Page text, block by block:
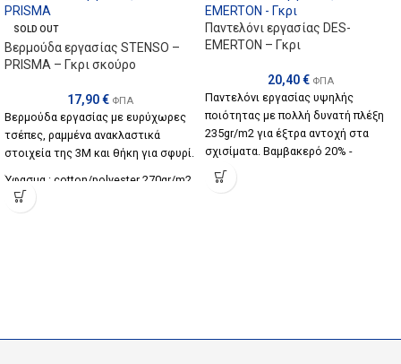
SOLD OUT
Βερμούδα εργασίας STENSO –
PRISMA – Γκρι σκούρο
17,90€ ΦΠΑ
Βερμούδα εργασίας με ευρύχωρες
τσέπες, ραμμένα ανακλαστικά
στοιχεία της 3Μ και θήκη για σφυρί.
Ύφασμα : cotton/polyester 270gr/m2
με κέλυφος 2:6000 PE/oxford/PU
Παντελόνι εργασίας DES-
EMERTON – Γκρι
20,40€ ΦΠΑ
Παντελόνι εργασίας υψηλής
ποιότητας με πολλή δυνατή πλέξη
235gr/m2 για έξτρα αντοχή στα
σχισίματα. Βαμβακερό 20% -
Πολυεστερικό 80%.
Πολυλειτουργικό με πολλές